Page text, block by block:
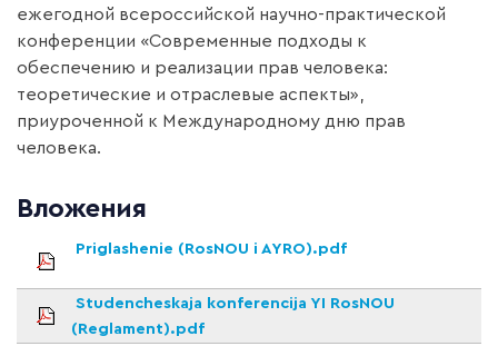
ежегодной всероссийской научно-практической
конференции «Современные подходы к
обеспечению и реализации прав человека:
теоретические и отраслевые аспекты»,
приуроченной к Международному дню прав
человека.
Вложения
Priglashenie (RosNOU i AYRO).pdf
Studencheskaja konferencija YI RosNOU
(Reglament).pdf